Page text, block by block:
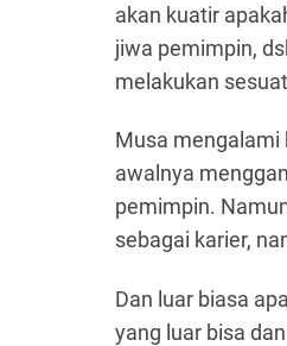
akan kuatir
jiwa pemimpin,
melakukan
Musa mengalami
awalnya
pemimpin.
sebagai karier,
Dan luar biasa
yang luar bisa